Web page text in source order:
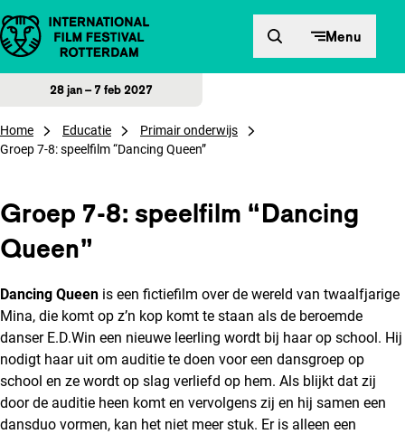
Direct naar inhoud Menu
28 jan – 7 feb 2027
Home Educatie
Primair onderwijs
Groep 7-8: speelfilm “Dancing Queen”
Groep 7-8: speelfilm “Dancing
Queen”
Dancing Queen is een fictiefilm over de wereld van twaalfjarige
Mina, die komt op z’n kop komt te staan als de beroemde
danser E.D.Win een nieuwe leerling wordt bij haar op school. Hij
nodigt haar uit om auditie te doen voor een dansgroep op
school en ze wordt op slag verliefd op hem. Als blijkt dat zij
door de auditie heen komt en vervolgens zij en hij samen een
dansduo vormen, kan het niet meer stuk. Er is alleen een